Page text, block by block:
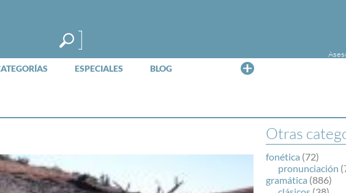
ESPECIALES BLOG
la Agencia Efe y
cuyo objetivo es
español en los
Internet.
Otras
fonética (72)
pronunciación
gramática (886)